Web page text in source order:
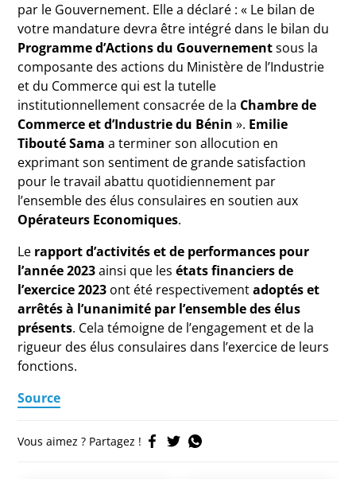
par le Gouvernement. Elle a déclaré : « Le bilan de
votre mandature devra être intégré dans le bilan du
Programme d’Actions du Gouvernementsous la
composante des actions du Ministère de l’Industrie
et du Commerce qui est la tutelle
institutionnellement consacrée de la Chambre de
Commerce et d’Industrie du Bénin ». Emilie
Tibouté Sama a terminer son allocution en
exprimant son sentiment de grande satisfaction
pour le travail abattu quotidiennement par
l’ensemble des élus consulaires en soutien aux
Opérateurs Economiques.
Le rapport d’activités et de performances pour
l’année 2023ainsi que lesétats financiers de
l’exercice 2023 ont été respectivementadoptés et
arrêtés à l’unanimité par l’ensemble des élus
présents. Cela témoigne de l’engagement et de la
rigueur des élus consulaires dans l’exercice de leurs
fonctions.
Source
Vous aimez ? Partagez !